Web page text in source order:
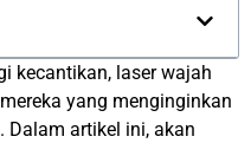
kecantikan, laser wajah
yang menginginkan
Dalam artikel ini, akan